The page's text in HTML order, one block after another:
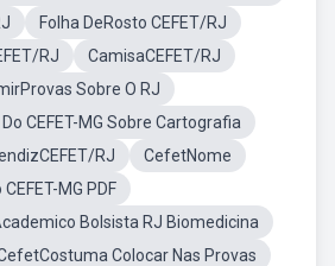
Folha DeRosto CEFET/RJ
RJ
CamisaCEFET/RJ
Sobre O RJ
CEFET-MG Sobre Cartografia
RJ
CefetNome
MG PDF
Bolsista RJ Biomedicina
Colocar Nas Provas